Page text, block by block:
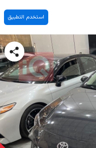
استخدم التطبيق